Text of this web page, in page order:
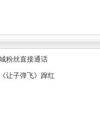
粉丝直接通话
让子弹飞》蹿红